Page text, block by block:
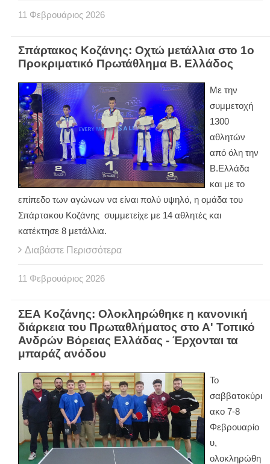
11 Φεβρουάριος 2026
Σπάρτακος Κοζάνης: Οχτώ μετάλλια στο 1ο
Προκριματικό Πρωτάθλημα Β. Ελλάδος
Με την
συμμετοχή
1300
αθλητών
από όλη την
Β.Ελλάδα
και με το
επίπεδο των αγώνων να είναι πολύ υψηλό, η ομάδα του
Σπάρτακου Κοζάνης συμμετείχε με 14 αθλητές και
κατέκτησε 8 μετάλλια.
Διαβάστε Περισσότερα
11 Φεβρουάριος 2026
ΣΕΑ Κοζάνης: Ολοκληρώθηκε η κανονική
διάρκεια του Πρωταθλήματος στο Α' Τοπικό
Ανδρών Βόρειας Ελλάδας - Έρχονται τα
μπαράζ ανόδου
Το
σαββατοκύρι
ακο 7-8
Φεβρουαρίο
υ,
ολοκληρώθη